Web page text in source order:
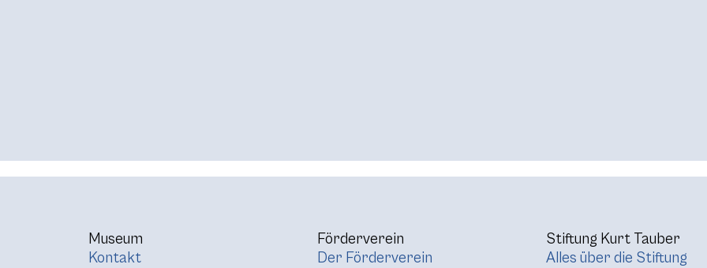
Museum
Kontakt
Förderverein
Der Förderverein
Stiftung Kurt Tauber
Alles über die Stiftung